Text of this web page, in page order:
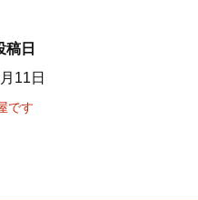
稿日
11日
です